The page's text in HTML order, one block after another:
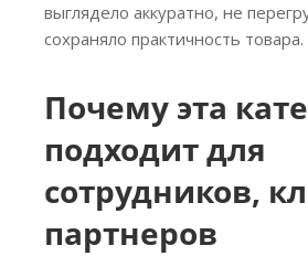
выглядело аккуратно, не
сохраняло практичность товара.
Почему эта
подходит для
сотрудников,
партнеров